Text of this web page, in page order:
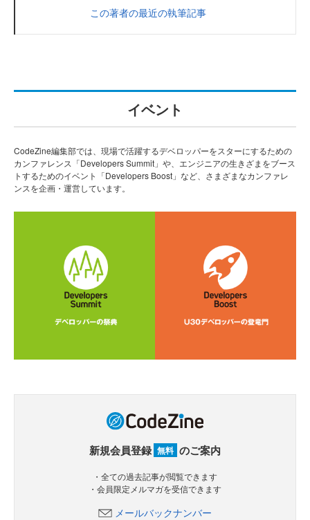
この著者の最近の執筆記事
イベント
CodeZine編集部では、現場で活躍するデベロッパーをスターにするための
カンファレンス「Developers Summit」や、エンジニアの生きざまをブース
トするためのイベント「Developers Boost」など、さまざまなカンファレ
ンスを企画・運営しています。
新規会員登録 無料 のご案内
・全ての過去記事が閲覧できます
・会員限定メルマガを受信できます
メールバックナンバー